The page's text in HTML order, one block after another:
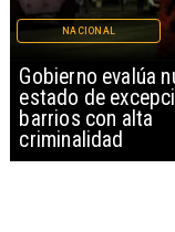
evalúa nuevo
excepción en
alta